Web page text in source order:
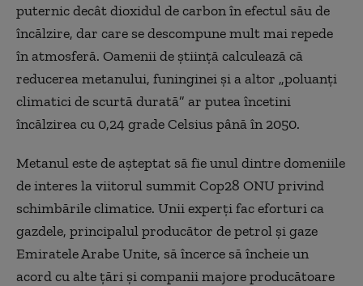
puternic decât dioxidul de carbon în efectul său de
încălzire, dar care se descompune mult mai repede
în atmosferă. Oamenii de știință calculează că
reducerea metanului, funinginei și a altor „poluanți
climatici de scurtă durată” ar putea încetini
încălzirea cu 0,24 grade Celsius până în 2050.
Metanul este de așteptat să fie unul dintre domeniile
de interes la viitorul summit Cop28 ONU privind
schimbările climatice. Unii experți fac eforturi ca
gazdele, principalul producător de petrol și gaze
Emiratele Arabe Unite, să încerce să încheie un
acord cu alte țări și companii majore producătoare